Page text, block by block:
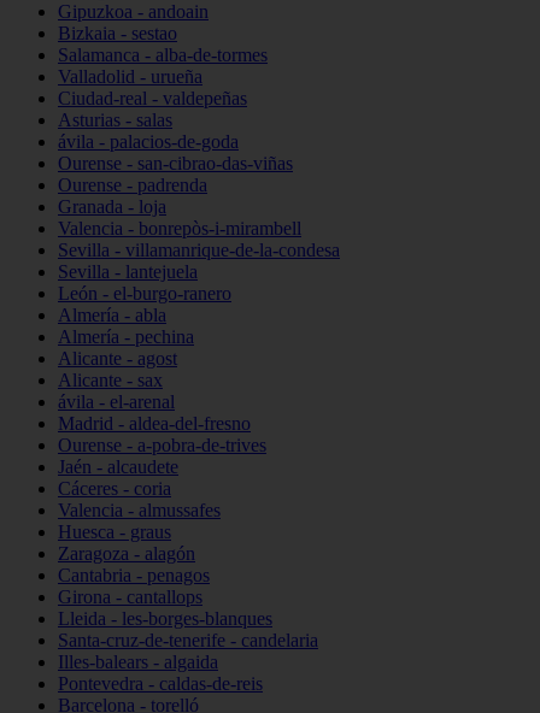
Gipuzkoa - andoain
Bizkaia - sestao
Salamanca - alba-de-tormes
Valladolid - urueña
Ciudad-real - valdepeñas
Asturias - salas
ávila - palacios-de-goda
Ourense - san-cibrao-das-viñas
Ourense - padrenda
Granada - loja
Valencia - bonrepòs-i-mirambell
Sevilla - villamanrique-de-la-condesa
Sevilla - lantejuela
León - el-burgo-ranero
Almería - abla
Almería - pechina
Alicante - agost
Alicante - sax
ávila - el-arenal
Madrid - aldea-del-fresno
Ourense - a-pobra-de-trives
Jaén - alcaudete
Cáceres - coria
Valencia - almussafes
Huesca - graus
Zaragoza - alagón
Cantabria - penagos
Girona - cantallops
Lleida - les-borges-blanques
Santa-cruz-de-tenerife - candelaria
Illes-balears - algaida
Pontevedra - caldas-de-reis
Barcelona - torelló